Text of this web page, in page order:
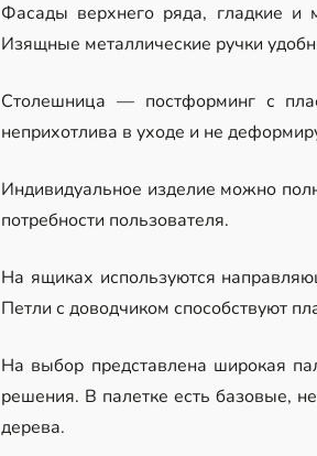
Фасады верхнего ряда, гладкие и
Изящные металлические ручки
Столешница — постформинг с
неприхотлива в уходе и не
Индивидуальное изделие можно
потребности пользователя.
На ящиках используются
Петли с доводчиком способствуют
На выбор представлена широкая
решения. В палетке есть базовые,
дерева.